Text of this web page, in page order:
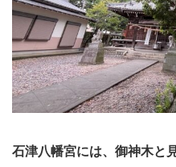
石津八幡宮には、御神木と